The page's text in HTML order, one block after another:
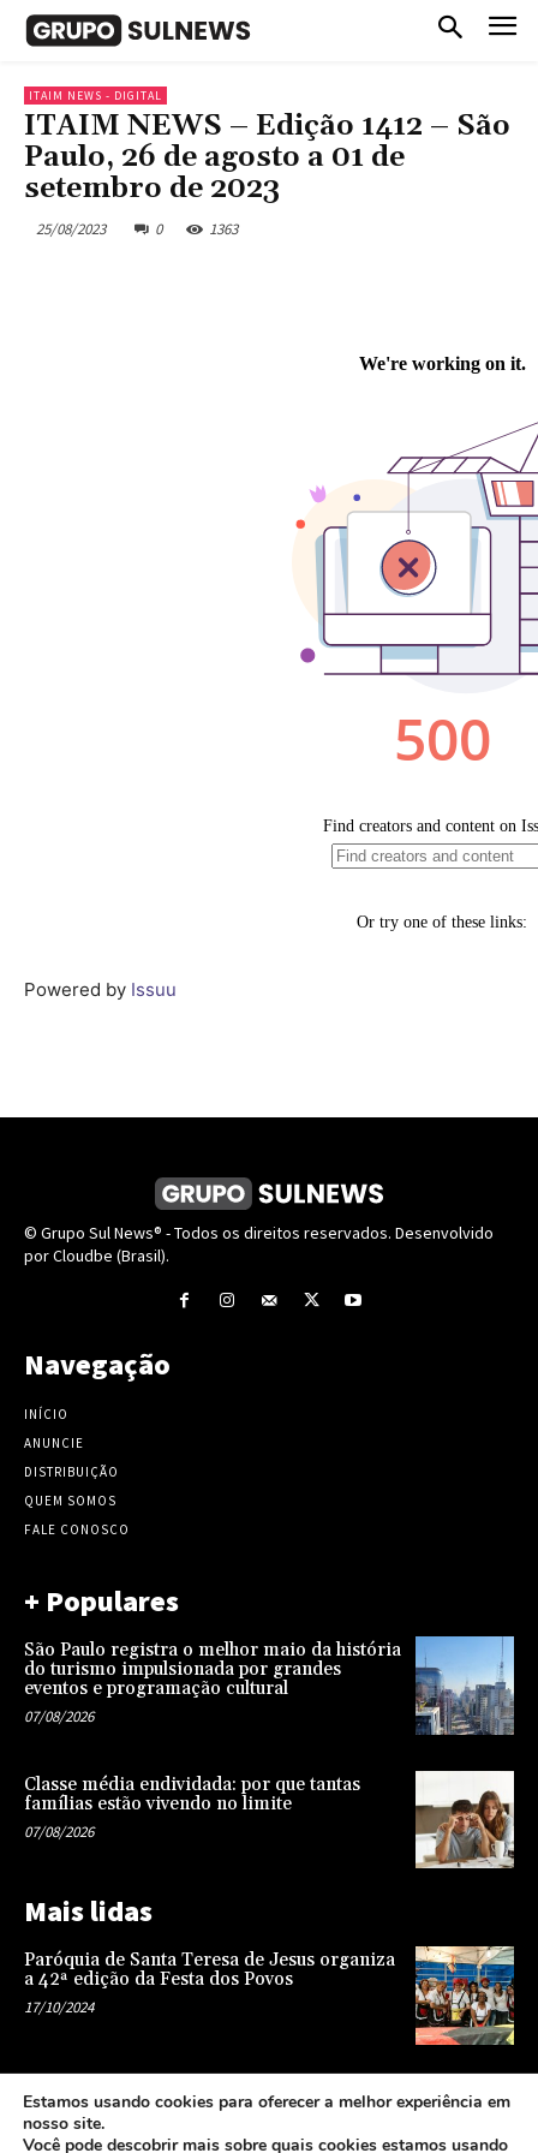
ITAIM NEWS - DIGITAL
ITAIM NEWS – Edição 1412 – São
Paulo, 26 de agosto a 01 de
setembro de 2023
25/08/2023 0 1363
Powered by Issuu
© Grupo Sul News® - Todos os direitos reservados. Desenvolvido
por Cloudbe (Brasil).
Navegação
INÍCIO
ANUNCIE
DISTRIBUIÇÃO
QUEM SOMOS
FALE CONOSCO
+ Populares
São Paulo registra o melhor maio da história
do turismo impulsionada por grandes
eventos e programação cultural
07/08/2026
Classe média endividada: por que tantas
famílias estão vivendo no limite
07/08/2026
Mais lidas
Paróquia de Santa Teresa de Jesus organiza
a 42ª edição da Festa dos Povos
17/10/2024
Representatividade na infância: o papel da
escola na formação de uma sociedade mais
justa e equitativa
Estamos usando cookies para oferecer a melhor experiência em
nosso site.
Você pode descobrir mais sobre quais cookies estamos usando